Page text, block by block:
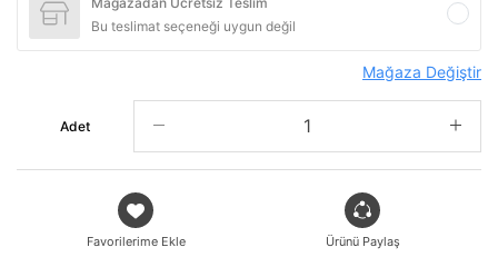
Bu teslimat seçeneği uygun değil
Mağaza Değiştir
Adet
Favorilerime Ekle Ürünü Paylaş